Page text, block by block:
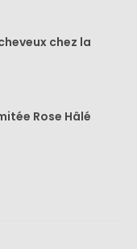
chez la
Rose Hâlé